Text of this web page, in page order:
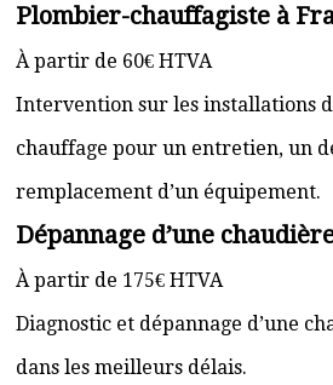
Plombier-chauffagiste à
À partir de 60€ HTVA
Intervention sur les installations
chauffage pour un entretien, un
remplacement d’un équipement.
Dépannage d’une
À partir de 175€ HTVA
Diagnostic et dépannage d’une
dans les meilleurs délais.